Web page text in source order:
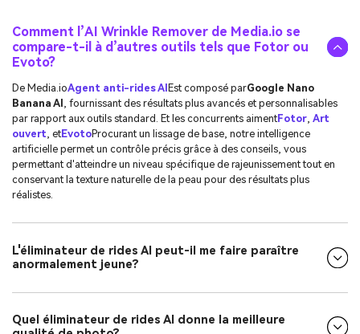
Comment l’AI Wrinkle Remover de Media.io se
compare-t-il à d’autres outils tels que Fotor ou
Evoto?
De Media.ioAgent anti-rides AI Est composé parGoogle Nano
Banana AI
, fournissant des résultats plus avancés et personnalisables
par rapport aux outils standard. Et les concurrents aimentFotor Art
ouvert , etEvotoProcurant un lissage de base, notre intelligence
artificielle permet un contrôle précis grâce à des conseils, vous
permettant d'atteindre un niveau spécifique de rajeunissement tout en
conservant la texture naturelle de la peau pour des résultats plus
réalistes.
L'éliminateur de rides AI peut-il me faire paraître
anormalement jeune?
Quel éliminateur de rides AI donne la meilleure